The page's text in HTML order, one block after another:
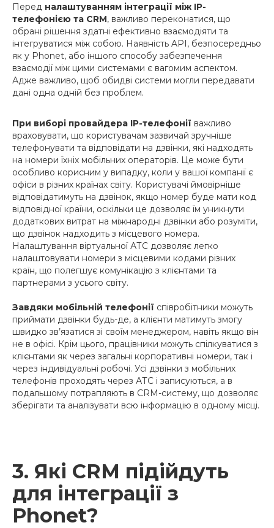
Перед налаштуванням інтеграції між IP-
телефонією та CRM, важливо переконатися, що
обрані рішення здатні ефективно взаємодіяти та
інтегруватися між собою. Наявність API, безпосередньо
як у Phonet, або іншого способу забезпечення
взаємодії між цими системами є вагомим аспектом.
Адже важливо, щоб обидві системи могли передавати
дані одна одній без проблем.
При виборі провайдера IP-телефонії важливо
враховувати, що користувачам зазвичай зручніше
телефонувати та відповідати на дзвінки, які надходять
на номери їхніх мобільних операторів. Це може бути
особливо корисним у випадку, коли у вашої компанії є
офіси в різних країнах світу. Користувачі ймовірніше
відповідатимуть на дзвінок, якщо номер буде мати код
відповідної країни, оскільки це дозволяє їм уникнути
додаткових витрат на міжнародні дзвінки або розуміти,
що дзвінок надходить з місцевого номера.
Налаштування віртуальної АТС дозволяє легко
налаштовувати номери з місцевими кодами різних
країн, що полегшує комунікацію з клієнтами та
партнерами з усього світу.
Завдяки мобільній телефонії співробітники можуть
приймати дзвінки будь-де, а клієнти матимуть змогу
швидко зв’язатися зі своїм менеджером, навіть якщо він
не в офісі. Крім цього, працівники можуть спілкуватися з
клієнтами як через загальні корпоративні номери, так і
через індивідуальні робочі. Усі дзвінки з мобільних
телефонів проходять через АТС і записуються, а в
подальшому потрапляють в CRM-систему, що дозволяє
зберігати та аналізувати всю інформацію в одному місці.
3. Які CRM підійдуть
для інтеграції з
Phonet?